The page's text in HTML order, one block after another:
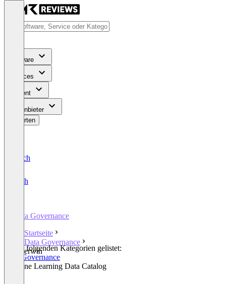
Software
Services
Content
Für Anbieter
Bewerten
Deutsch
English
Data Governance
Startseite
Data Governance
erwin
In den folgenden Kategorien gelistet:
Data Governance
Machine Learning Data Catalog